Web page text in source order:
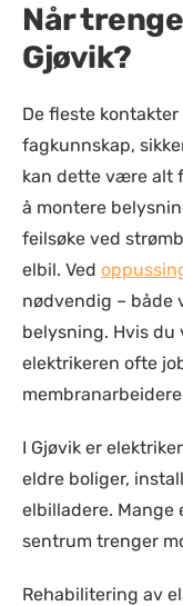
Når
Gjøvik?
De fleste
fagkunnskap,
kan dette være alt
å montere
feilsøke ved
elbil. Ved
nødvendig – både
belysning. Hvis du
elektrikeren ofte
I Gjøvik er
eldre boliger,
elbilladere. Mange
sentrum trenger
Rehabilitering av